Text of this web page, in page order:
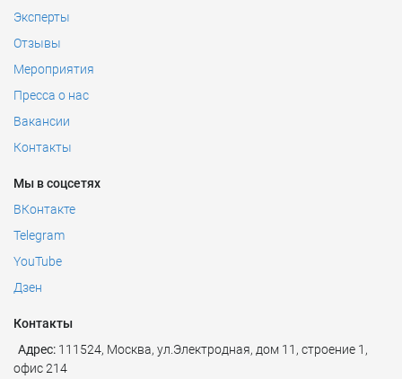
Эксперты
Отзывы
Мероприятия
Пресса о нас
Вакансии
Контакты
Мы в соцсетях
ВКонтакте
Telegram
YouTube
Дзен
Контакты
Адрес: 111524, Москва, ул.Электродная, дом 11, строение 1,
офис 214